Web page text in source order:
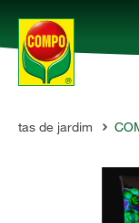
Produtos
de jardim